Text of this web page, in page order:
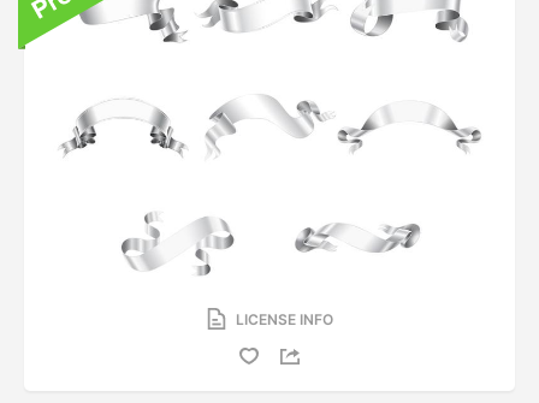
LICENSE INFO